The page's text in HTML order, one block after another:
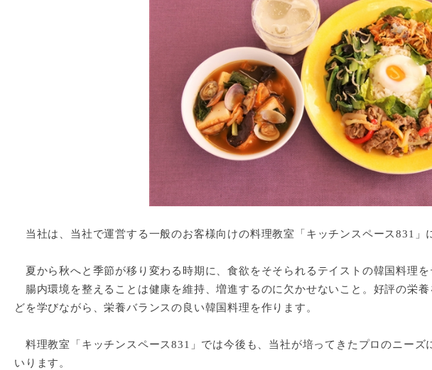
当社は、 当社で運営する一般のお客様向けの料理教室「キッチンスペース831
夏から秋へと季節が移り変わる時期に、食欲をそそられるテイストの韓国料理
腸内環境を整えることは健康を維持、増進するのに欠かせないこと。好評の栄
どを学びながら、栄養バランスの良い韓国料理を作ります。
料理教室「キッチンスペース831」では今後も、当社が培ってきたプロのニーズ
いります。